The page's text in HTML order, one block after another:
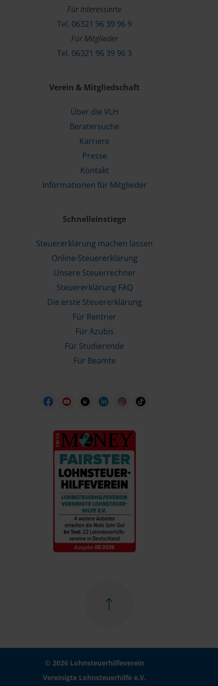
Für Interessierte
Tel. 06321 96 39 96 9
Für Mitglieder
Tel. 06321 96 39 96 3
Verein & Mitgliedschaft
Über die VLH
Beratersuche
Karriere
Presse
Kontakt
Informationen für Mitglieder
Schnelleinstiege
Steuererklärung machen lassen
Online-Steuererklärung
Unsere Steuerrechner
Steuererklärung FAQ
Die erste Steuererklärung
Für Rentner
Für Azubis
Für Studierende
Für Beamte
© 2026 Lohnsteuerhilfeverein
Vereinigte Lohnsteuerhilfe e.V.